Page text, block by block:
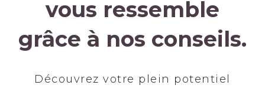
vous ressemble
grâce à nos conseils.
Découvrez votre plein potentiel